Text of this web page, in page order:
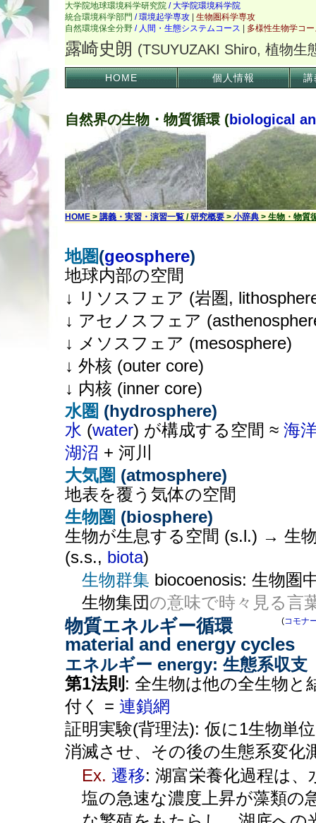
HOME 個人情報 講
自然界の生物・物質循環 (biological
HOME > 講義・実習・演習一覧 /研究概要 > 小辞典 > 生物・物質
地圏(geosphere)
地球内部の空間
↓ リソスフェア (岩圏,
↓ アセノスフェア
↓ メソスフェア (mesosphere)
↓ 外核 (outer core)
↓ 内核 (inner core)
水圏 (hydrosphere)
水 (water) が構成する空間 ≈ 海
湖沼 + 河川
大気圏 (atmosphere)
地表を覆う気体の空間
生物圏 (biosphere)
生物が生息する空間 (s.l.) → 生
(s.s., biota)
生物群集 biocoenosis: 生物圏
生物集団の意味で時々見る言
(コモナ
物質エネルギー循環
material and energy cycles
エネルギー energy: 生態系収支
第1法則 : 全生物は他の全生物と
付く = 連鎖網
証明実験(背理法): 仮に1生物単
消滅させ、その後の生態系変化
Ex. 遷移: 湖富栄養化過程は、
塩の急速な濃度上昇が藻類の